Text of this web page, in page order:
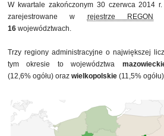
31 marca 2014
30 czerwca 2014
W kwartale zakończonym 30 czerwca 2014
zarejestrowane w rejestrze REGON
16 województwach.
Trzy regiony administracyjne o największej
tym okresie to województwa
(12,6% ogółu) oraz wielkopolskie (11,5%